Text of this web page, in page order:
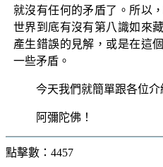
就沒有任何的矛盾了。所以
世界到底有沒有第八識如來
產生錯誤的見解，或是在這
一些矛盾。
今天我們就簡單跟各位介
阿彌陀佛！
點擊數：4457